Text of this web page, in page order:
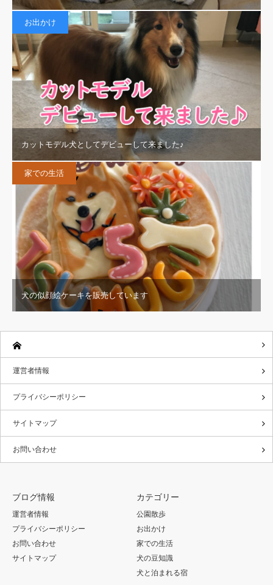
お出かけ
カットモデル犬としてデビューして来ました♪
家での生活
犬の似顔絵ケーキを販売しています
運営者情報
プライバシーポリシー
サイトマップ
お問い合わせ
ブログ情報
運営者情報
プライバシーポリシー
お問い合わせ
サイトマップ
カテゴリー
公園散歩
お出かけ
家での生活
犬の豆知識
犬と泊まれる宿